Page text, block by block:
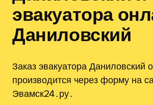
эвакуатора
Даниловский
Заказ эвакуатора Даниловский
производится через форму на
Эвамск24․ру․